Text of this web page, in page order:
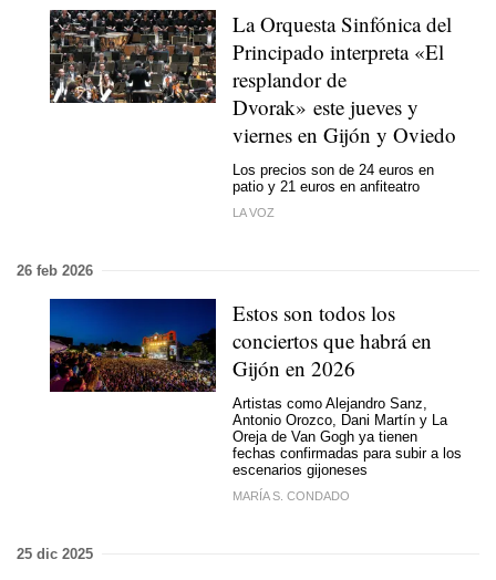
La Orquesta Sinfónica del
Principado interpreta «El
resplandor de
Dvorak» este jueves y
viernes en Gijón y Oviedo
Los precios son de 24 euros en
patio y 21 euros en anfiteatro
LA VOZ
26 feb 2026
Estos son todos los
conciertos que habrá en
Gijón en 2026
Artistas como Alejandro Sanz,
Antonio Orozco, Dani Martín y La
Oreja de Van Gogh ya tienen
fechas confirmadas para subir a los
escenarios gijoneses
MARÍA S. CONDADO
25 dic 2025